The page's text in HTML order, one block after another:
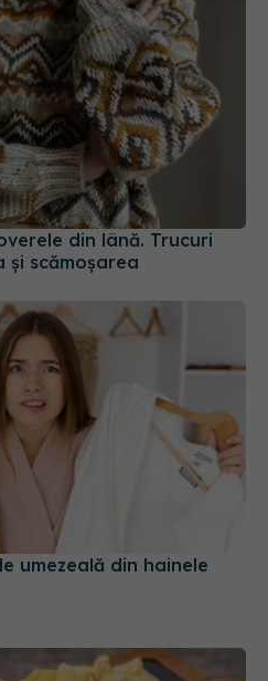
din lână. Trucuri
și scămoșarea
umezeală din hainele